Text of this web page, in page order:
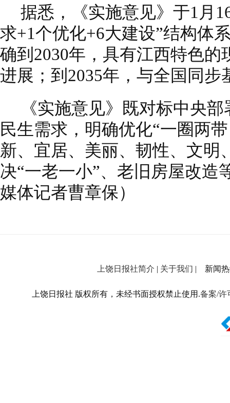
据悉，《实施意见》于1月
求+1个优化+6大建设”结构体
确到2030年，具有江西特色
进展；到2035年，与全国同
《实施意见》既对标中央
民生需求，明确优化“一圈两
新、宜居、美丽、韧性、文明
决“一老一小”、老旧房屋改造
媒体记者曹章保）
上饶日报社简介 | 关于我们 | 新闻热
上饶日报社 版权所有，未经书面授权禁止使用.备案/许